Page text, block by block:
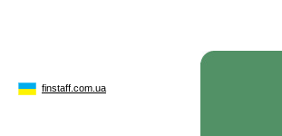
finstaff.com.ua